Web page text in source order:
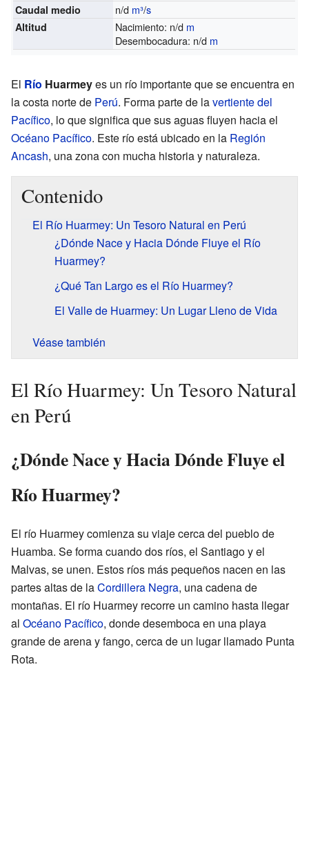
Caudal medio n/d m³/s
Altitud Nacimiento: n/d m
Desembocadura: n/d m
El Río Huarmeyes un río importante que se encuentra en
la costa norte de Perú. Forma parte de lavertiente del
Pacífico, lo que significa que sus aguas fluyen hacia el
Océano Pacífico. Este río está ubicado en la Región
Ancash, una zona con mucha historia y naturaleza.
Contenido
El Río Huarmey: Un Tesoro Natural en Perú
¿Dónde Nace y Hacia Dónde Fluye el Río
Huarmey?
¿Qué Tan Largo es el Río Huarmey?
El Valle de Huarmey: Un Lugar Lleno de Vida
Véase también
El Río Huarmey: Un Tesoro Natural
en Perú
¿Dónde Nace y Hacia Dónde Fluye el
Río Huarmey?
El río Huarmey comienza su viaje cerca del pueblo de
Huamba. Se forma cuando dos ríos, el Santiago y el
Malvas, se unen. Estos ríos más pequeños nacen en las
partes altas de laCordillera Negra, una cadena de
montañas. El río Huarmey recorre un camino hasta llegar
al Océano Pacífico, donde desemboca en una playa
grande de arena y fango, cerca de un lugar llamado Punta
Rota.